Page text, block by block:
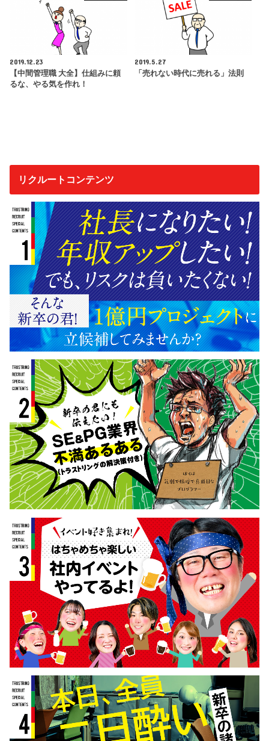
2019.12.23
【中間管理職 大全】仕組みに頼
るな、やる気を作れ！
2019.5.27
「売れない時代に売れる」法則
リクルートコンテンツ